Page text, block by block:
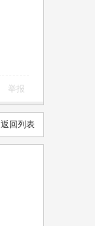
举报
返回列表